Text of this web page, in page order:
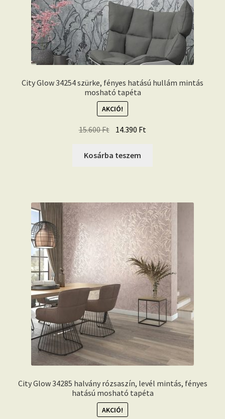
City Glow 34254 szürke, fényes hatású hullám mintás
mosható tapéta
AKCIÓ!
15.600Ft Original
was:
14.390 Ft
Kosárba teszem
City Glow 34285 halvány rózsaszín, levél mintás, fényes
hatású mosható tapéta
AKCIÓ!